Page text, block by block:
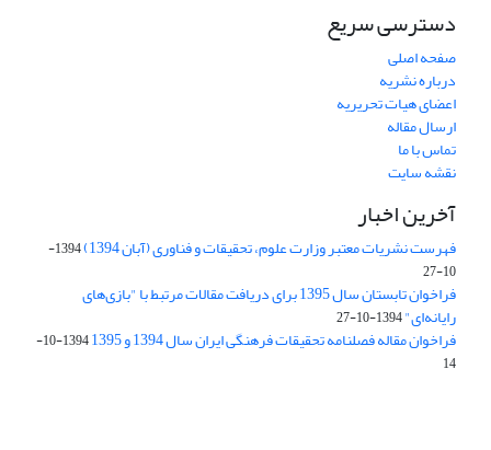
دسترسی سریع
صفحه اصلی
درباره نشریه
اعضای هیات تحریریه
ارسال مقاله
تماس با ما
نقشه سایت
آخرین اخبار
فهرست نشریات معتبر وزارت علوم، تحقیقات و فناوری (آبان 1394)
1394-
10-27
فراخوان تابستان سال 1395 برای دریافت مقالات مرتبط با "بازی‌های
رایانه‌ای"1394-10-27
فراخوان مقاله فصلنامه تحقیقات فرهنگی ایران سال 1394 و 1395
1394-10-
14